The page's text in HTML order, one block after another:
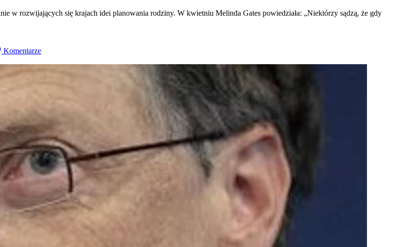
w rozwijających się krajach idei planowania rodziny. W kwietniu Melinda Gates powiedziała: „Niektórzy sądzą, że gdy
Komentarze